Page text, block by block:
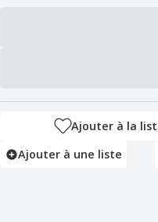
Ajouter à la
Ajouter à une liste